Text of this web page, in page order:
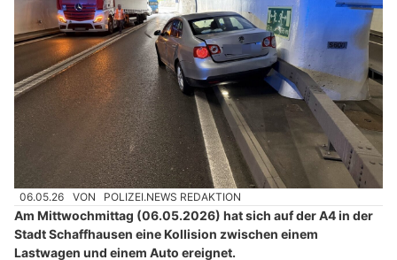
06.05.26 VON POLIZEI.NEWS REDAKTION
Am Mittwochmittag (06.05.2026) hat sich auf der A4 in der
Stadt Schaffhausen eine Kollision zwischen einem
Lastwagen und einem Auto ereignet.